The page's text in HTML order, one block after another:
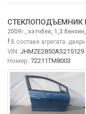
СТЕКЛОПОДЪЕМНИК
2009г., хэтчбек, 1,3
! В составе агрегата:
VIN: JHMZE2850AS215129
Номер: 72211TM8003